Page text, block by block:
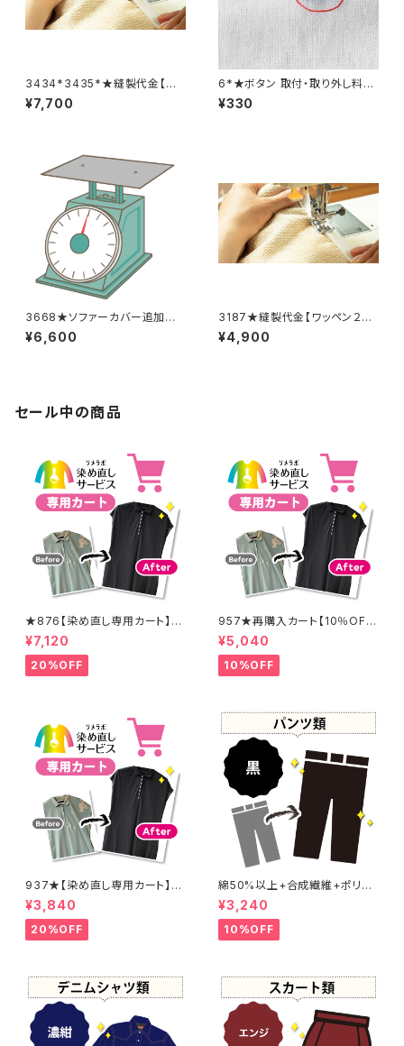
3434*3435*★縫製代金【バッ
クル取り外し取り付け 2着合
計分】
¥7,700
6*★ボタン 取付・取り外し料金
(1個分)
¥330
3668★ソファーカバー追加料
金
¥6,600
3187★縫製代金【ワッペン２
枚】
¥4,900
セール中の商品
★876【染め直し専用カート】8
900円
¥7,120
20%OFF
957★再購入カート【10％OF
F】
¥5,040
10%OFF
937★【染め直し専用カート】4
800円
¥3,840
20%OFF
綿50%以上+合成繊維+ポリウ
レタン 黒染め パンツ 【元色：
黒】 -染め直し[漆黒 - Black]4
01-0076
¥3,240
10%OFF